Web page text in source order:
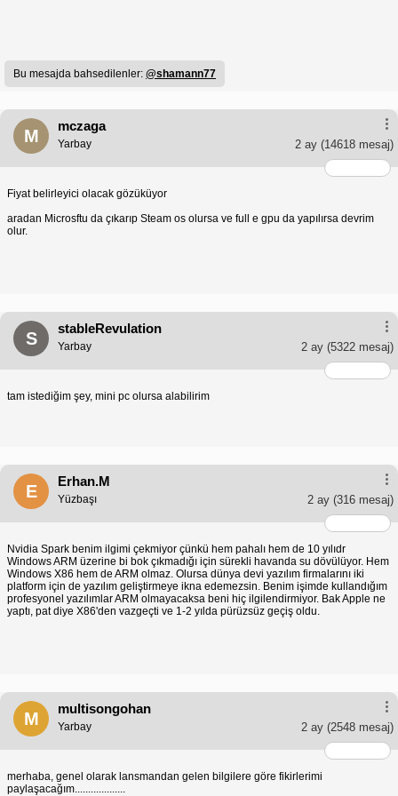
Bu mesajda bahsedilenler: @shamann77
M
mczaga
2 ay (14618 mesaj)
Yarbay
Fiyat belirleyici olacak gözüküyor
aradan Microsftu da çıkarıp Steam os olursa ve full e gpu da yapılırsa devrim
olur.
S
stableRevulation
2 ay (5322 mesaj)
Yarbay
tam istediğim şey, mini pc olursa alabilirim
E
Erhan.M
2 ay (316 mesaj)
Yüzbaşı
Nvidia Spark benim ilgimi çekmiyor çünkü hem pahalı hem de 10 yılıdr
Windows ARM üzerine bi bok çıkmadığı için sürekli havanda su dövülüyor. Hem
Windows X86 hem de ARM olmaz. Olursa dünya devi yazılım firmalarını iki
platform için de yazılım geliştirmeye ikna edemezsin. Benim işimde kullandığım
profesyonel yazılımlar ARM olmayacaksa beni hiç ilgilendirmiyor. Bak Apple ne
yaptı, pat diye X86'den vazgeçti ve 1-2 yılda pürüzsüz geçiş oldu.
M
multisongohan
2 ay (2548 mesaj)
Yarbay
merhaba, genel olarak lansmandan gelen bilgilere göre fikirlerimi
paylaşacağım...................